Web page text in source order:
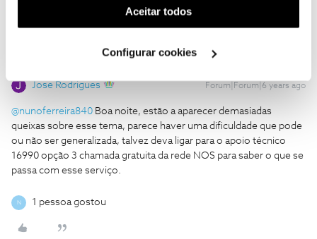
(cookies de publicidade personalizada). Pode gerir a
utilização dos cookies clicando em "Configurar
Aceitar todos
Configurar cookies
Jose Rodrigues Forum|Forum|6 years ago
@nunoferreira840 Boa noite, estão a aparecer demasiadas
queixas sobre esse tema, parece haver uma dificuldade que pode
ou não ser generalizada, talvez deva ligar para o apoio técnico
16990 opção 3 chamada gratuita da rede NOS para saber o que se
passa com esse serviço.
N 1 pessoa gostou